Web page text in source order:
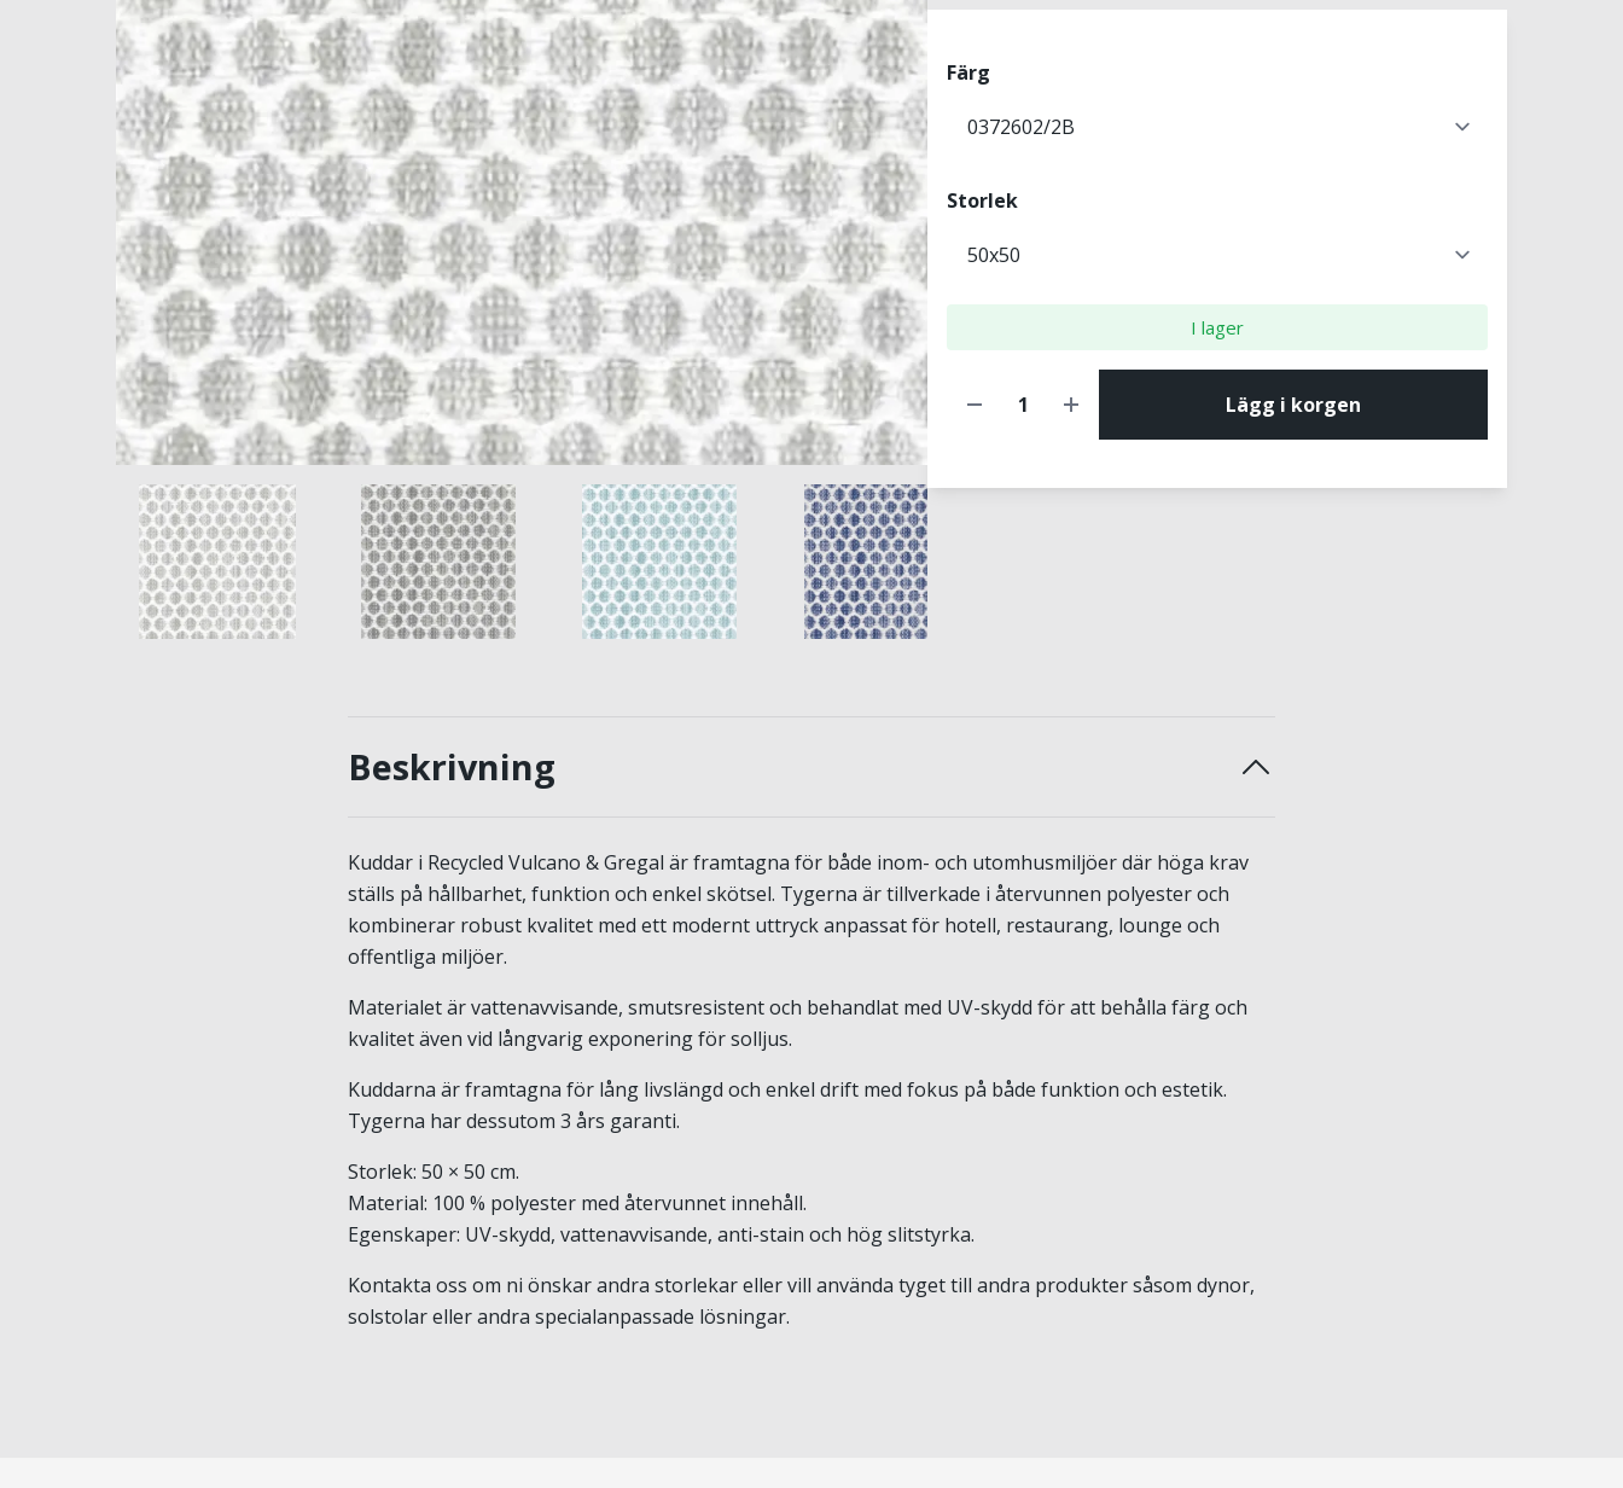
Färg
Storlek
I lager
Lägg i korgen
Beskrivning
Kuddar i Recycled Vulcano & Gregal är framtagna för både inom- och utomhusmiljöer där höga krav
ställs på hållbarhet, funktion och enkel skötsel. Tygerna är tillverkade i återvunnen polyester och
kombinerar robust kvalitet med ett modernt uttryck anpassat för hotell, restaurang, lounge och
offentliga miljöer.
Materialet är vattenavvisande, smutsresistent och behandlat med UV-skydd för att behålla färg och
kvalitet även vid långvarig exponering för solljus.
Kuddarna är framtagna för lång livslängd och enkel drift med fokus på både funktion och estetik.
Tygerna har dessutom 3 års garanti.
Storlek: 50 × 50 cm.
Material: 100 % polyester med återvunnet innehåll.
Egenskaper: UV-skydd, vattenavvisande, anti-stain och hög slitstyrka.
Kontakta oss om ni önskar andra storlekar eller vill använda tyget till andra produkter såsom dynor,
solstolar eller andra specialanpassade lösningar.